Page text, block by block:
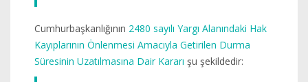
Cumhurbaşkanlığının 2480 sayılı Yargı Alanındaki Hak
Kayıplarının Önlenmesi Amacıyla Getirilen Durma
Süresinin Uzatılmasına Dair Kararı şu şekildedir: